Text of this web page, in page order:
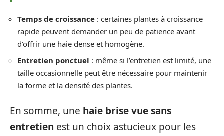
Temps de croissance : certaines plantes à croissance
rapide peuvent demander un peu de patience avant
d’offrir une haie dense et homogène.
Entretien ponctuel : même si l’entretien est limité, une
taille occasionnelle peut être nécessaire pour maintenir
la forme et la densité des plantes.
En somme, une haie brise vue sans
entretien est un choix astucieux pour les